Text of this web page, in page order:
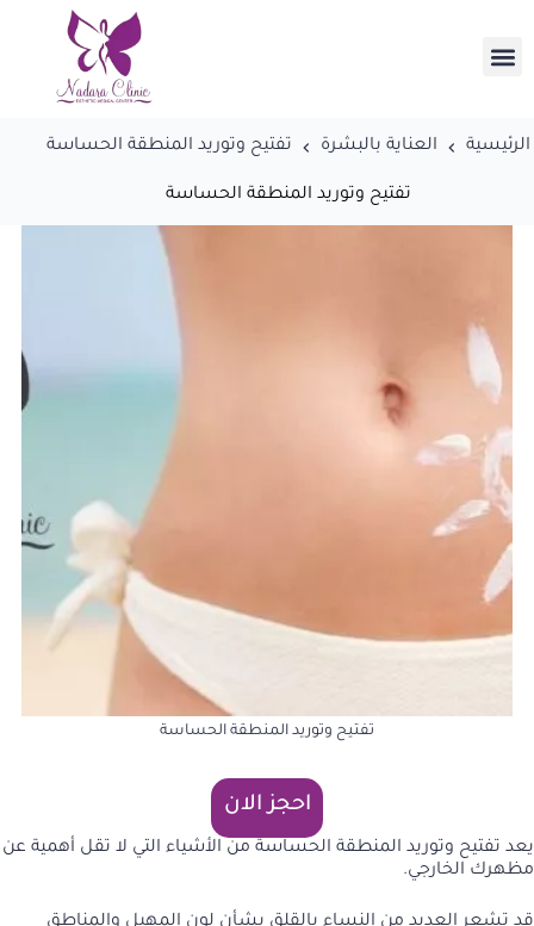
الرئيسية العناية بالبشرة تفتيح وتوريد المنطقة الحساسة
تفتيح وتوريد المنطقة الحساسة
تفتيح وتوريد المنطقة الحساسة
احجز الان
يعد تفتيح وتوريد المنطقة الحساسة من الأشياء التي لا تقل أهمية عن
مظهرك الخارجي.